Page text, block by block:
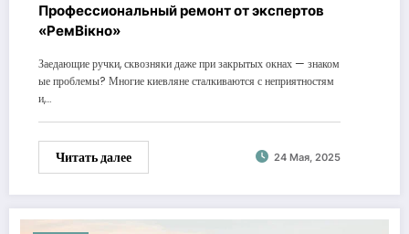
Профессиональный ремонт от экспертов
«РемВікно»
Заедающие ручки, сквозняки даже при закрытых окнах — знаком
ые проблемы? Многие киевляне сталкиваются с неприятностям
и,…
Читать далее 24 Мая, 2025